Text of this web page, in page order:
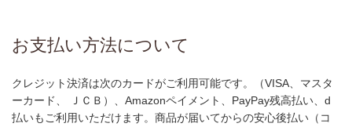
お支払い方法について
クレジット決済は次のカードがご利用可能です。（VISA、マスタ
ーカード、 ＪＣＢ）、Amazonペイメント、PayPay残高払い、d
払いもご利用いただけます。商品が届いてからの安心後払い（コ